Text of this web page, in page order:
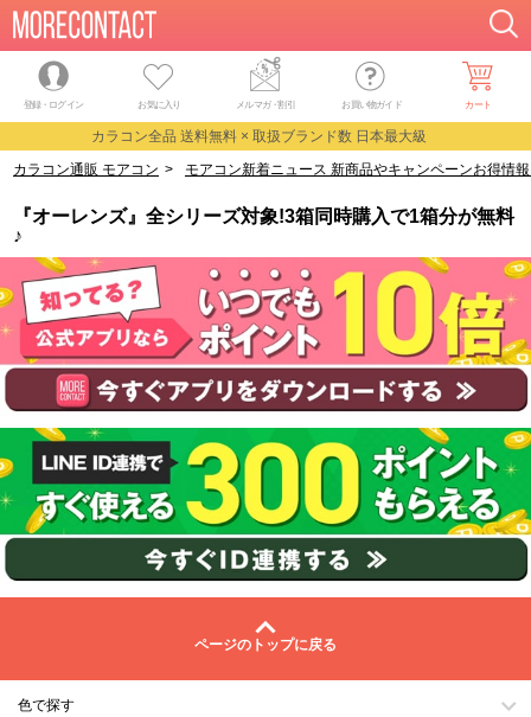
登録・ログイン お気に入り メルマガ・割引 お買い物ガイド カート
カラコン全品 送料無料 × 取扱ブランド数 日本最大級
カラコン通販 モアコン > モアコン新着ニュース 新商品やキャンペーンお得情
『オーレンズ』全シリーズ対象!3箱同時購入で1箱分が無料
♪
ページのトップに戻る
色で探す